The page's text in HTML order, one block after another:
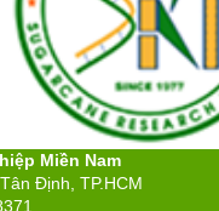
Miền Nam
Định, TP.HCM